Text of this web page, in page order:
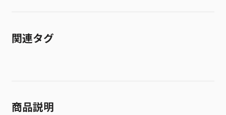
関連タグ
商品説明